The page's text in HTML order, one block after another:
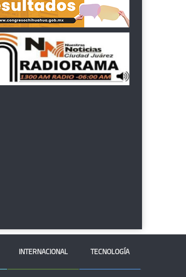
INTERNACIONAL TECNOLOGÍA